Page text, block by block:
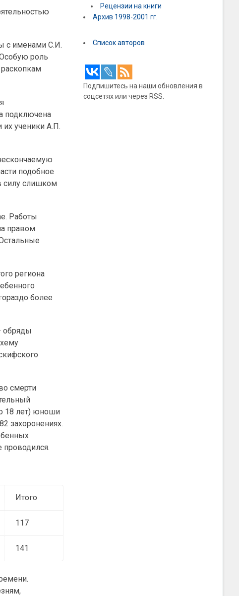
с именами С.И.
роль
подключена
их ученики А.П.
подобное
силу слишком
Работы
правом
региона
более
обряды
смерти
18 лет) юноши
захоронениях.
Итого
117
141
Рецензии на книги
Архив 1998-2001 гг.
Список авторов
Подпишитесь на наши обновления в
соцсетях или через RSS.